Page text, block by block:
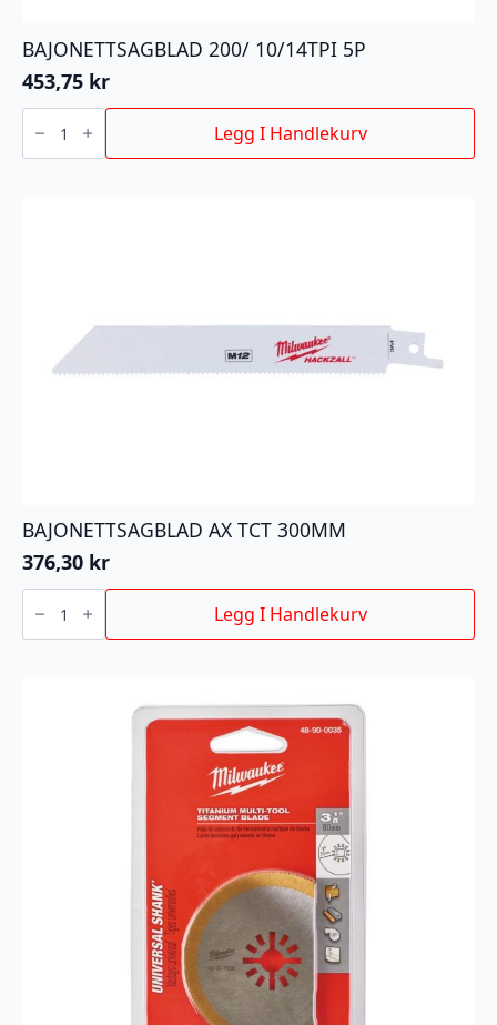
BAJONETTSAGBLAD 200/ 10/14TPI 5P
453,75 kr
BAJONETTSAGBLAD
200/
10/14TPI
5P
Legg I Handlekurv
BAJONETTSAGBLAD AX TCT 300MM
376,30 kr
BAJONETTSAGBLAD
AX
300MM
Legg I Handlekurv